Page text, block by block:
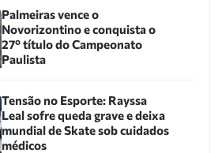
Palmeiras vence o
Novorizontino e conquista o
27º título do Campeonato
Paulista
Tensão no Esporte: Rayssa
Leal sofre queda grave e deixa
mundial de Skate sob cuidados
médicos